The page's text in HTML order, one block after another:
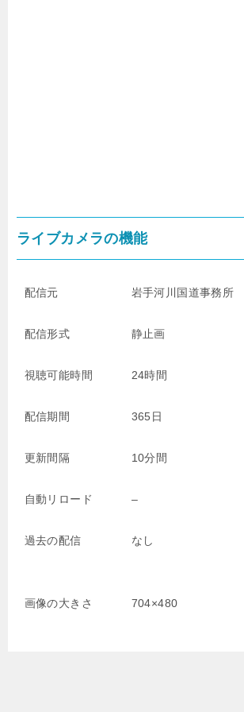
ライブカメラの機能
配信元 岩手河川国道事務所
配信形式 静止画
視聴可能時間 24時間
配信期間 365日
更新間隔 10分間
自動リロード –
過去の配信 なし
画像の大きさ 704×480